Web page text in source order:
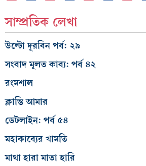
সাম্প্রতিক লেখা
উল্টো দূরবিন পর্ব: ২৯
সংবাদ মূলত কাব্য: পর্ব ৪২
রংমশাল
ক্লান্তি আমার
ডেটলাইন: পর্ব ৫৪
মহাকাব্যের খামতি
মাথা হারা মাতা হারি